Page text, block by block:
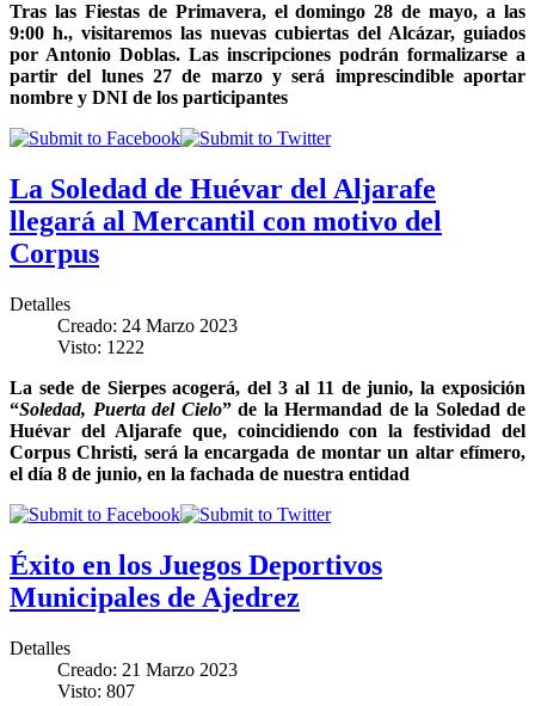
Tras las Fiestas de Primavera, el domingo 28 de mayo, a las
9:00 h., visitaremos las nuevas cubiertas del Alcázar, guiados
por Antonio Doblas. Las inscripciones podrán formalizarse a
partir del lunes 27 de marzo y será imprescindible aportar
nombre y DNI de los participantes
La Soledad de Huévar del Aljarafe
llegará al Mercantil con motivo del
Corpus
Detalles
Creado: 24 Marzo 2023
Visto: 1222
La sede de Sierpes acogerá, del 3 al 11 de junio, la exposición
“Soledad, Puerta del Cielo” de la Hermandad de la Soledad de
Huévar del Aljarafe que, coincidiendo con la festividad del
Corpus Christi, será la encargada de montar un altar efímero,
el día 8 de junio, en la fachada de nuestra entidad
Éxito en los Juegos Deportivos
Municipales de Ajedrez
Detalles
Creado: 21 Marzo 2023
Visto: 807